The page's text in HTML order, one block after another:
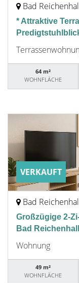
Bad
* Attraktive
64 m²
WOHNFLÄCHE
VERKAUFT
Bad
Großzügige 2-
Bad Reichenhall
Wohnung
49 m²
WOHNFLÄCHE